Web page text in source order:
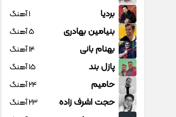
بردیا 1 آهنگ
بنیامین بهادری 5 آهنگ
بهنام بانی 14 آهنگ
پازل بند 15 آهنگ
حامیم 24 آهنگ
حجت اشرف زاده 23 آهنگ